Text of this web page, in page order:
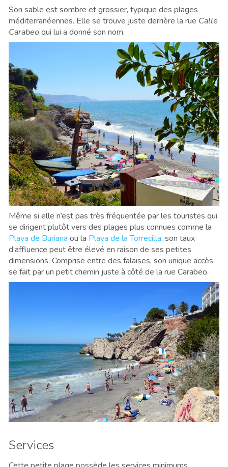
Son sable est sombre et grossier, typique des plages
méditerranéennes. Elle se trouve juste derrière la rue Calle
Carabeoqui lui a donné son nom.
Même si elle n’est pas très fréquentée par les touristes qui
se dirigent plutôt vers des plages plus connues comme la
Playa de Buriana ou la Playa de la Torrecilla, son taux
d’affluence peut être élevé en raison de ses petites
dimensions. Comprise entre des falaises, son unique accès
se fait par un petit chemin juste à côté de la rue Carabeo.
Services